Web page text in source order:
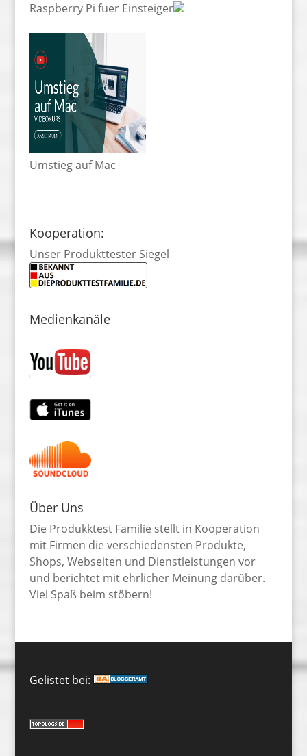
Raspberry Pi fuer Einsteiger
Umstieg auf Mac
Kooperation:
Unser Produkttester Siegel
Medienkanäle
Über Uns
Die Produkktest Familie stellt in Kooperation
mit Firmen die verschiedensten Produkte,
Shops, Webseiten und Dienstleistungen vor
und berichtet mit ehrlicher Meinung darüber.
Viel Spaß beim stöbern!
Gelistet bei: